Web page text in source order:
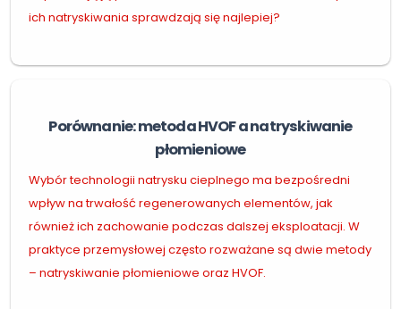
ich natryskiwania sprawdzają się najlepiej?
Porównanie: metoda HVOF a natryskiwanie
płomieniowe
Wybór technologii natrysku cieplnego ma bezpośredni
wpływ na trwałość regenerowanych elementów, jak
również ich zachowanie podczas dalszej eksploatacji. W
praktyce przemysłowej często rozważane są dwie metody
– natryskiwanie płomieniowe oraz HVOF.